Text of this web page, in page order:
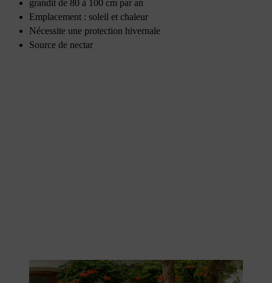
grandit de 80 à 100 cm par an
Emplacement : soleil et chaleur
Nécessite une protection hivernale
Source de nectar
Les fleurs de la trompette de Virginie sont riches en nectar.